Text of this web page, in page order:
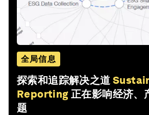
全局信息
探索和追踪解决之道
Reporting 正在影响经济、
题